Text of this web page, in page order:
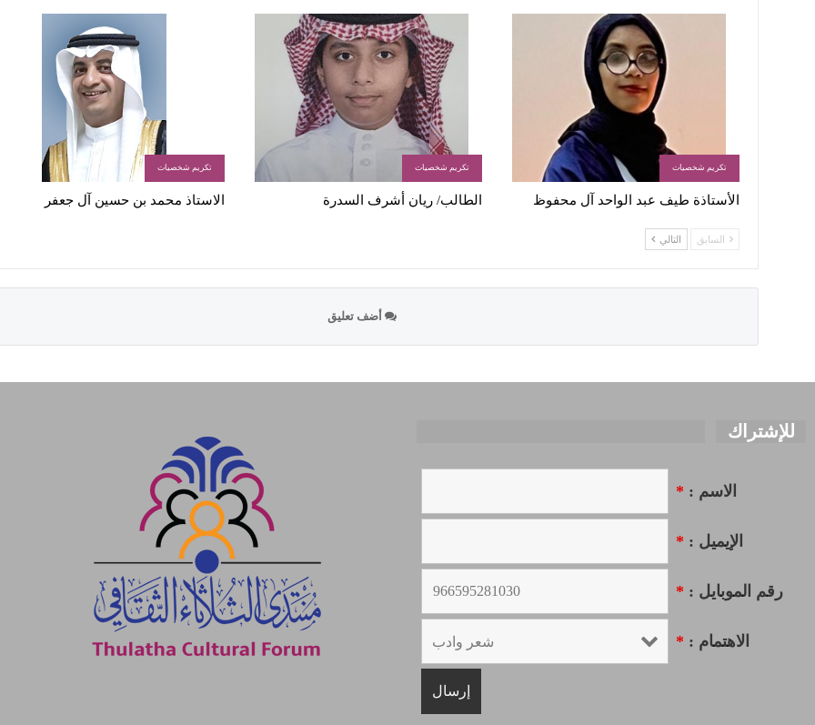
تكريم شخصيات
الأستاذة طیف عبد الواحد آل محفوظ
تكريم شخصيات
الطالب/ ريان أشرف السدرة
تكريم شخصيات
الاستاذ محمد بن حسين آل جعفر
السابق التالي
أضف تعليق
للإشتراك
الاسم : *
الإيميل : *
رقم الموبايل : *
الاهتمام : *